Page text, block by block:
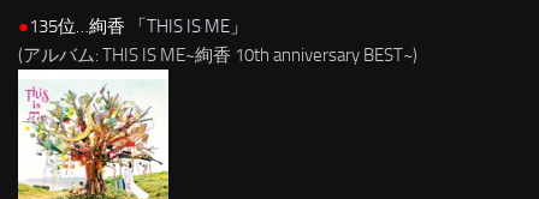
●135位…絢香 「 THIS IS ME 」
(アルバム: THIS IS ME~絢香 10th anniversary BEST~)